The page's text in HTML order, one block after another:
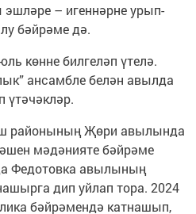
– игеннәрне урып-
бәйрәме дә.
көнне билгеләп үтелә.
ансамбле белән авылда
үтәчәкләр.
районының Җөри авылында
мәдәнияте бәйрәме
Федотовка авылының
дип уйлап тора. 2024
бәйрәмендә катнашып,